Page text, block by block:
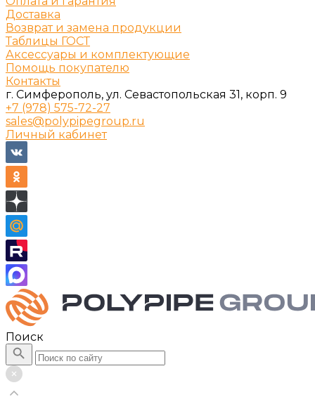
Доставка
Возврат и замена продукции
Таблицы ГОСТ
Аксессуары и комплектующие
Помощь покупателю
Контакты
г. Симферополь, ул. Севастопольская 31, корп. 9
+7 (978) 575-72-27
sales@polypipegroup.ru
Личный кабинет
Поиск